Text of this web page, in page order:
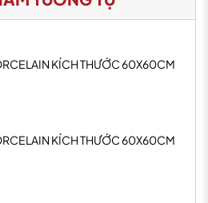
KÍCH THƯỚC 60X60CM
KÍCH THƯỚC 60X60CM